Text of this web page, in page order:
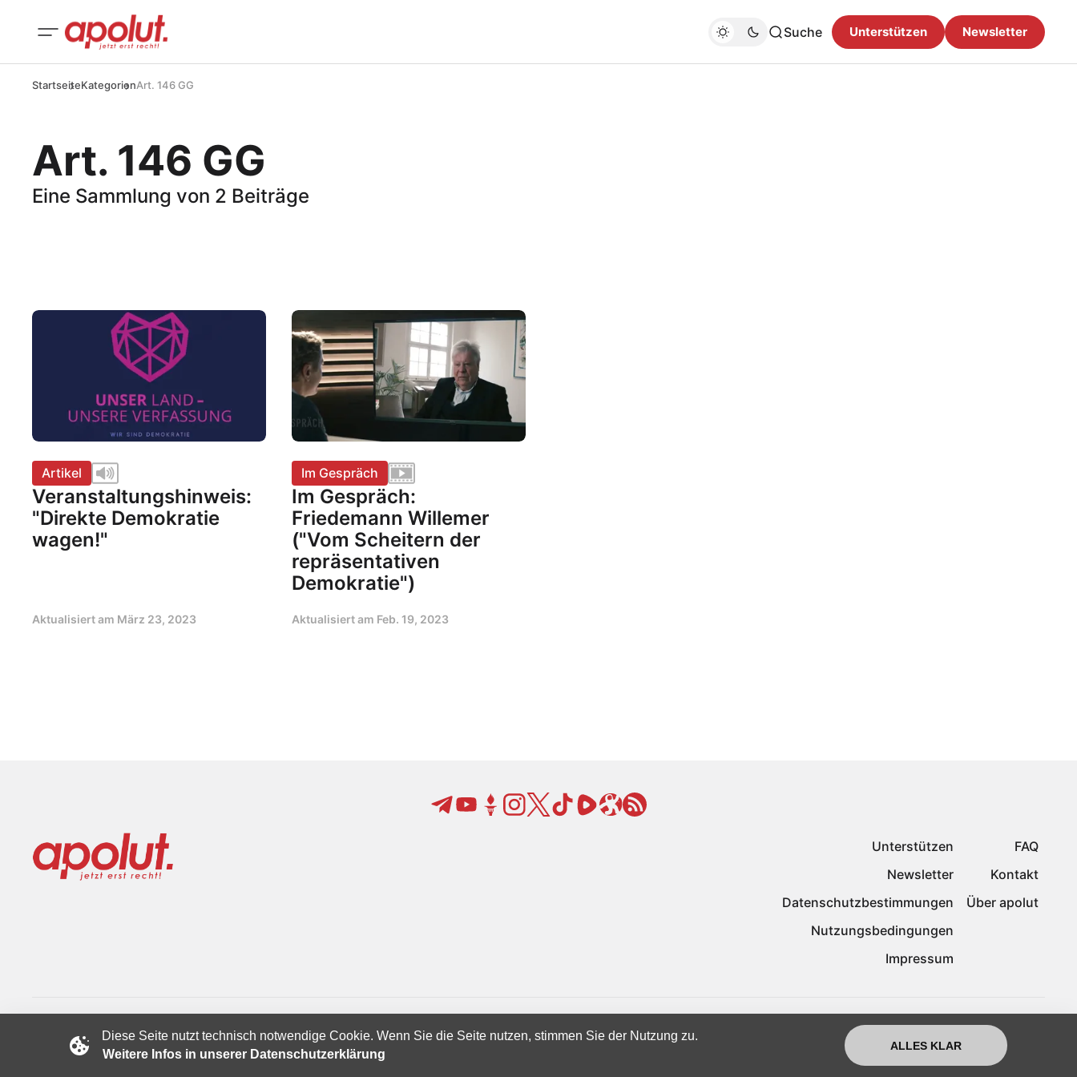
Suche Unterstützen Newsletter
StartseiteKategorienArt. 146 GG
Art. 146 GG
Eine Sammlung von 2 Beiträge
Artikel
Veranstaltungshinweis:
"Direkte Demokratie
wagen!"
Aktualisiert am März 23, 2023
Im Gespräch
Im Gespräch:
Friedemann Willemer
("Vom Scheitern der
repräsentativen
Demokratie")
Aktualisiert am Feb. 19, 2023
Unterstützen
Newsletter
Datenschutzbestimmungen
Nutzungsbedingungen
Impressum
FAQ
Kontakt
Über apolut
Copyright © 2024 apolut | Jetzt erst recht!. Published apolut Creatives Ltd.
Diese Seite nutzt technisch notwendige Cookie. Wenn Sie die Seite nutzen, stimmen Sie der Nutzung zu.
Weitere Infos in unserer Datenschutzerklärung
ALLES KLAR